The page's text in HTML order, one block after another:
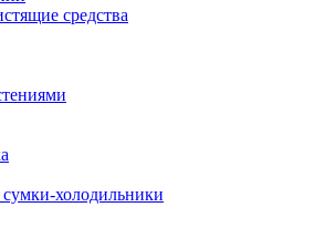
средства
холодильники